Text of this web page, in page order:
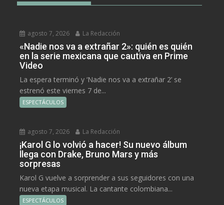
agosto 7, 2026 La Redacción
«Nadie nos va a extrañar 2»: quién es quién
en la serie mexicana que cautiva en Prime
Video
La espera terminó y ‘Nadie nos va a extrañar 2’ se
estrenó este viernes 7 de...
ESPECTÁCULOS
agosto 7, 2026 La Redacción
¡Karol G lo volvió a hacer! Su nuevo álbum
llega con Drake, Bruno Mars y más
sorpresas
Karol G vuelve a sorprender a sus seguidores con una
nueva etapa musical. La cantante colombiana...
ESPECTÁCULOS